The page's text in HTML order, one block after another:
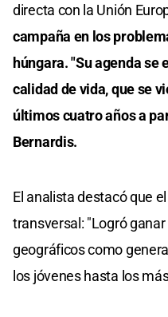
directa con la Unión
campaña en los
húngara. "Su agenda se
calidad de vida, que se
últimos cuatro años a
Bernardis.
El analista destacó que
transversal: "Logró
geográficos como
los jóvenes hasta los